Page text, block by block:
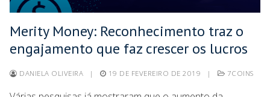
Merity Money: Reconhecimento traz o
engajamento que faz crescer os lucros
DANIELA OLIVEIRA | 19 DE FEVEREIRO DE 2019 | 7COINS